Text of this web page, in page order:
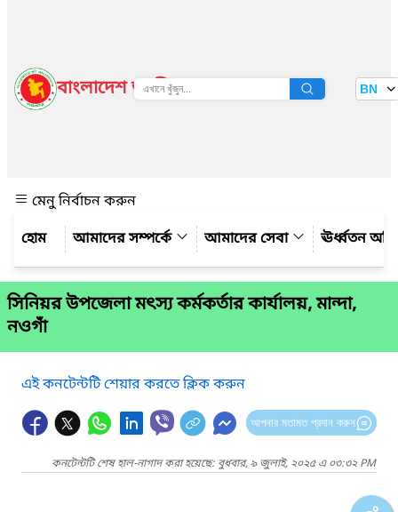
বাংলাদেশ জাতীয় তথ্য বাতায়ন BN
মেনু নির্বাচন করুন
আমাদের সম্পর্কে
আমাদের সেবা ঊর্ধ্বতন
সিনিয়র উপজেলা মৎস্য কর্মকর্তার কার্যালয়, মান্দা,
নওগাঁ
এই কনটেন্টটি শেয়ার করতে ক্লিক করুন
আপনার মতামত প্রদান করুন
কনটেন্টটি শেষ হাল-নাগাদ করা হয়েছে: বুধবার, ৯ জুলাই, ২০২৫ এ ০৩:৩২ PM